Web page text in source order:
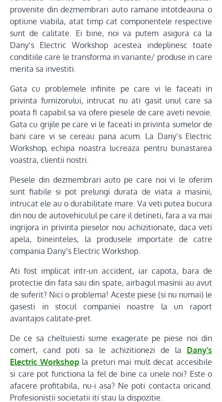
provenite din dezmembrari auto ramane intotdeauna o
optiune viabila, atat timp cat componentele respective
sunt de calitate. Ei bine, noi va putem asigura ca la
Dany’s Electric Workshop acestea indeplinesc toate
conditiile care le transforma in variante/ produse in care
merita sa investiti.
Gata cu problemele infinite pe care vi le faceati in
privinta furnizorului, intrucat nu ati gasit unul care sa
poata fi capabil sa va ofere piesele de care aveti nevoie.
Gata cu grijile pe care vi le faceati in privinta sumelor de
bani care vi se cereau pana acum. La Dany’s Electric
Workshop, echipa noastra lucreaza pentru bunastarea
voastra, clientii nostri.
Piesele din dezmembrari auto pe care noi vi le oferim
sunt fiabile si pot prelungi durata de viata a masinii,
intrucat ele au o durabilitate mare. Va veti putea bucura
din nou de autovehiculul pe care il detineti, fara a va mai
ingrijora in privinta pieselor nou achizitionate, daca veti
apela, bineinteles, la produsele importate de catre
compania Dany’s Electric Workshop.
Ati fost implicat intr-un accident, iar capota, bara de
protectie din fata sau din spate, airbagul masinii au avut
de suferit? Nici o problema! Aceste piese (si nu numai) le
gasesti in stocul companiei noastre la un raport
avantajos calitate-pret.
De ce sa cheltuiesti sume exagerate pe piese noi din
comert, cand poti sa le achizitionezi de la Dany’s
Electric Workshopla preturi mai mult decat accesibile
si care pot functiona la fel de bine ca unele noi? Este o
afacere profitabila, nu-i asa? Ne poti contacta oricand.
Profesionistii societatii iti stau la dispozitie.